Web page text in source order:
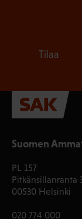
Suomen
PL 157
Pitkänsillanranta
00530 Helsinki
020 774 000
Tilaa